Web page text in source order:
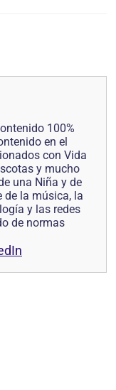
100%
en el
con Vida
y mucho
una Niña y de
de la música, la
y las redes
de normas